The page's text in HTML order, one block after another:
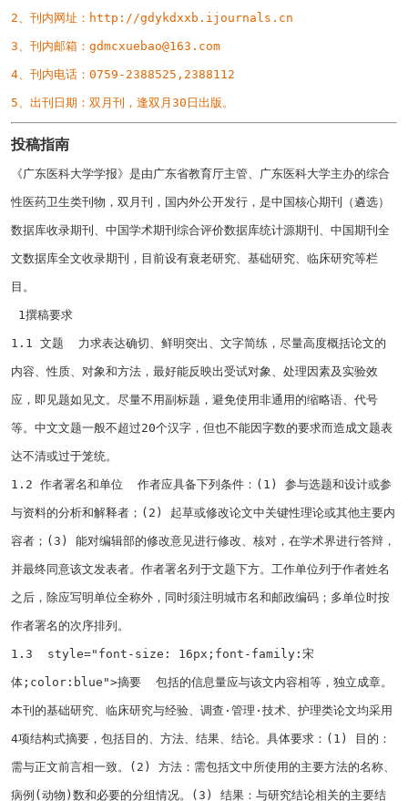
2、刊内网址： http://gdykdxxb.ijournals.cn
3、刊内邮箱： gdmcxuebao@163.com
4、刊内电话： 0759-2388525,2388112
5、出刊日期：双月刊，逢双月30 日出版。
投稿指南
《广东医科大学学报》是由广东省教育厅主管、广东医科大学主办的综合
性医药卫生类刊物，双月刊，国内外公开发行，是中国核心期刊（遴选）
数据库收录期刊、中国学术期刊综合评价数据库统计源期刊、中国期刊全
文数据库全文收录期刊，目前设有衰老研究、基础研究、临床研究等栏
目。
1撰稿要求
1.1 文题 力求表达确切、鲜明突出、文字简练，尽量高度概括论文的
内容、性质、对象和方法，最好能反映出受试对象、处理因素及实验效
应，即见题如见文。尽量不用副标题，避免使用非通用的缩略语、代号
等。中文文题一般不超过20个汉字，但也不能因字数的要求而造成文题表
达不清或过于笼统。
1.2 作者署名和单位 作者应具备下列条件： (1) 参与选题和设计或参
与资料的分析和解释者； (2) 起草或修改论文中关键性理论或其他主要内
容者； (3) 能对编辑部的修改意见进行修改、核对，在学术界进行答辩，
并最终同意该文发表者。作者署名列于文题下方。工作单位列于作者姓名
之后，除应写明单位全称外，同时须注明城市名和邮政编码；多单位时按
作者署名的次序排列。
1.3 style=" font-size: 16px;font-family:宋
体;color:blue ">摘要 包括的信息量应与该文内容相等，独立成章。
本刊的基础研究、临床研究与经验、调查·管理·技术、护理类论文均采用
4项结构式摘要，包括目的、方法、结果、结论。具体要求： (1) 目的：
需与正文前言相一致。 (2) 方法：需包括文中所使用的主要方法的名称、
病例 (动物 ) 数和必要的分组情况。 (3) 结果：与研究结论相关的主要结